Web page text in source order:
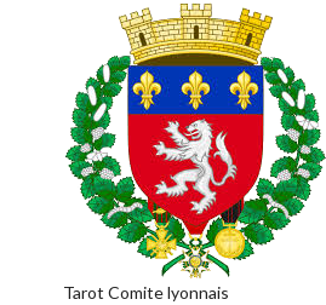
Tarot Comite lyonnais